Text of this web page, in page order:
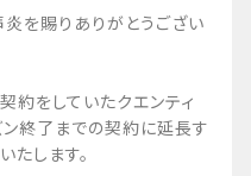
を賜りありがとうござい
約をしていたクエンティ
ン終了までの契約に延長す
たします。